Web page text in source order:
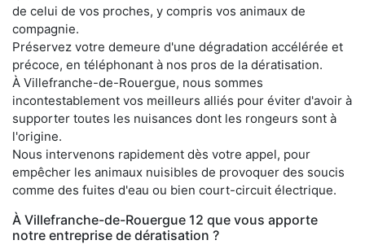
de celui de vos proches, y compris vos animaux de
compagnie.
Préservez votre demeure d'une dégradation accélérée et
précoce, en téléphonant à nos pros de la dératisation.
À Villefranche-de-Rouergue, nous sommes
incontestablement vos meilleurs alliés pour éviter d'avoir à
supporter toutes les nuisances dont les rongeurs sont à
l'origine.
Nous intervenons rapidement dès votre appel, pour
empêcher les animaux nuisibles de provoquer des soucis
comme des fuites d'eau ou bien court-circuit électrique.
À Villefranche-de-Rouergue 12 que vous apporte
notre entreprise de dératisation ?